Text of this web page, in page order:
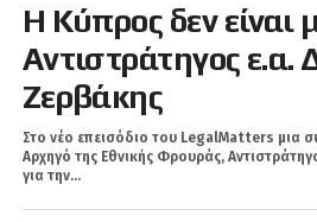
Η Κύπρος δεν είναι
Αντιστράτηγος ε.α.
Ζερβάκης
Στο νέο επεισόδιο του LegalMatters μια
Αρχηγό της Εθνικής Φρουράς,
για την...